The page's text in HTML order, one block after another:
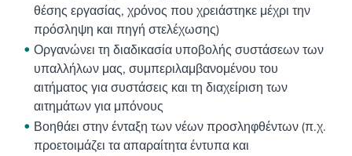
θέσης εργασίας, χρόνος που χρειάστηκε μέχρι την
πρόσληψη και πηγή στελέχωσης)
Οργανώνει τη διαδικασία υποβολής συστάσεων των
υπαλλήλων μας, συμπεριλαμβανομένου του
αιτήματος για συστάσεις και τη διαχείριση των
αιτημάτων για μπόνους
Βοηθάει στην ένταξη των νέων προσληφθέντων (π.χ.
προετοιμάζει τα απαραίτητα έντυπα και